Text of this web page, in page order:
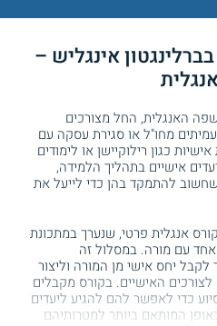
אינגליש –
האנגלית, החל מצורכים
עמיתים מחו"ל או סגירת עסקה עם
כגון רילוקיישן או לימודים
אישיים בתהליך הלמידה,
להתמקד בהן כדי לייעל את
אנגלית פרטי, שנערך במתכונת
עם מורה. במסלול זה
יחס אישי מן המורה וליצור
האישיים. בקורס מקבלים
כדי לאפשר להם להגיע ליעדים
המותאם ביותר למטרותיהם